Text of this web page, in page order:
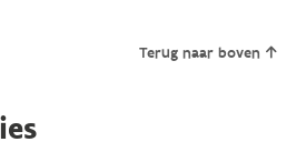
Terug naar boven